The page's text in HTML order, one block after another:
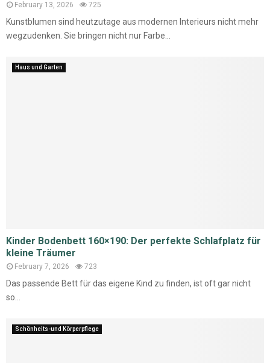
February 13, 2026 725
Kunstblumen sind heutzutage aus modernen Interieurs nicht mehr
wegzudenken. Sie bringen nicht nur Farbe...
Haus und Garten
Kinder Bodenbett 160×190: Der perfekte Schlafplatz für
kleine Träumer
February 7, 2026 723
Das passende Bett für das eigene Kind zu finden, ist oft gar nicht
so...
Schönheits-und Körperpflege